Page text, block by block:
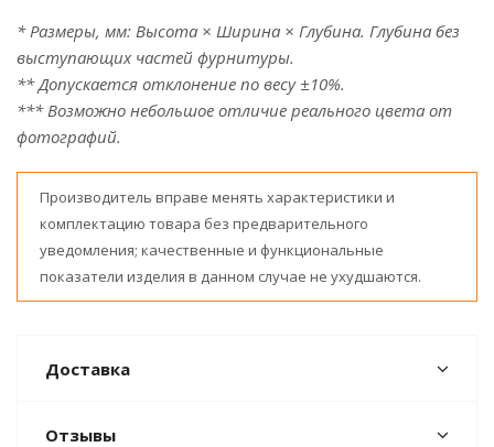
* Размеры, мм: Высота × Ширина × Глубина. Глубина без
выступающих частей фурнитуры.
** Допускается отклонение по весу ±10%.
*** Возможно небольшое отличие реального цвета от
фотографий.
Производитель вправе менять характеристики и
комплектацию товара без предварительного
уведомления; качественные и функциональные
показатели изделия в данном случае не ухудшаются.
Доставка
Отзывы